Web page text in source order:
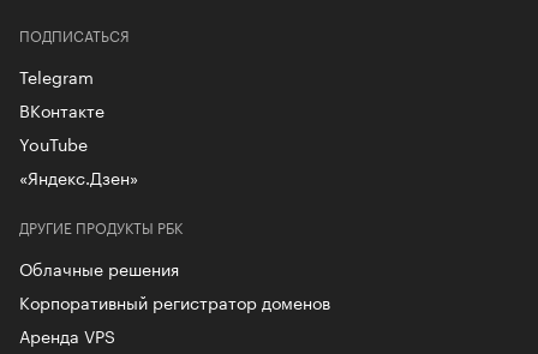
ДРУГИЕ ПРОДУКТЫ РБК
Облачные решения
Корпоративный регистратор доменов
Аренда VPS
ПОДПИСАТЬСЯ
Telegram
ВКонтакте
YouTube
«Яндекс.Дзен»